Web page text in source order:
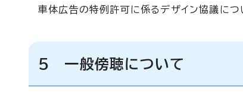
車体広告の特例許可に係るデザイン協議につ
5 一般傍聴について